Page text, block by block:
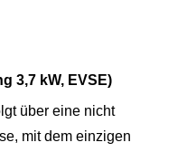
3,7 kW, EVSE)
über eine nicht
mit dem einzigen